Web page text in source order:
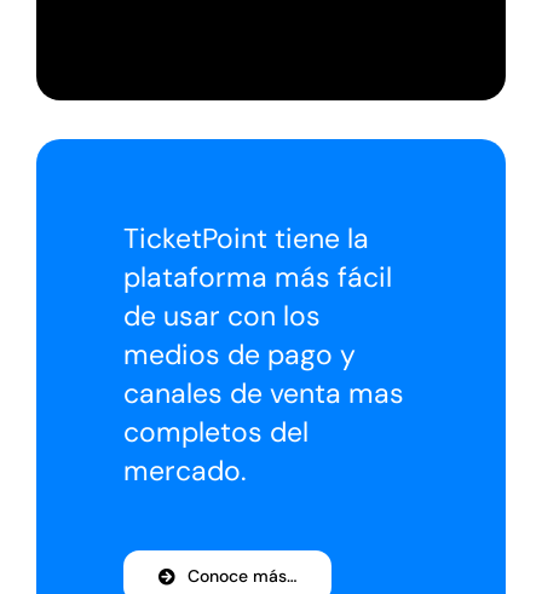
TicketPoint tiene la
plataforma más fácil
de usar con los
medios de pago y
canales de venta mas
completos del
mercado.
Conoce más…